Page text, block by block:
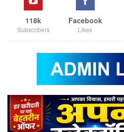
118k
Subscribers
Facebook
Likes